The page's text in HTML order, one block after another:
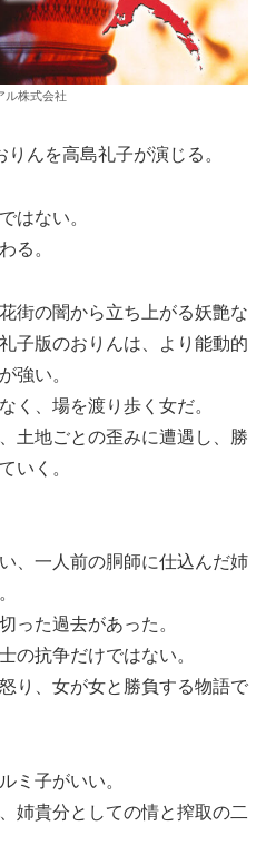
ル株式会社
りんを高島礼子が演じる。
はない。
る。
街の闇から立ち上がる妖艶な
子版のおりんは、より能動的
強い。
く、場を渡り歩く女だ。
土地ごとの歪みに遭遇し、勝
いく。
、一人前の胴師に仕込んだ姉
った過去があった。
の抗争だけではない。
り、女が女と勝負する物語で
ミ子がいい。
姉貴分としての情と搾取の二